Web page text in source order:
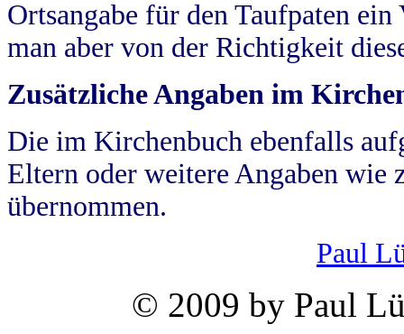
Ortsangabe für den Taufpaten
man aber von der Richtigkeit
Zusätzliche Angaben im
Die im Kirchenbuch ebenfalls
Eltern oder weitere Angaben wie
übernommen.
Paul
© 2009 by Paul